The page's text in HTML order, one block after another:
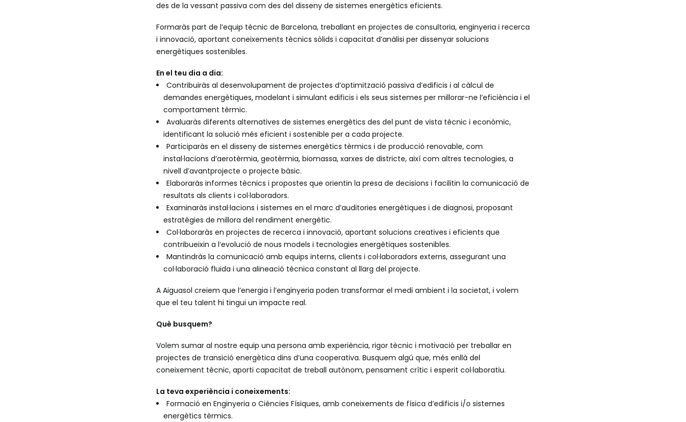
des de la vessant passiva com des del disseny de sistemes energètics eficients.
Formaràs part de l’equip tècnic de Barcelona, treballant en projectes de consultoria, enginyeria i recerca
i innovació, aportant coneixements tècnics sòlids i capacitat d’anàlisi per dissenyar solucions
energètiques sostenibles.
En el teu dia a dia:
Contribuiràs al desenvolupament de projectes d’optimització passiva d’edificis i al càlcul de
demandes energètiques, modelant i simulant edificis i els seus sistemes per millorar-ne l’eficiència i el
comportament tèrmic.
Avaluaràs diferents alternatives de sistemes energètics des del punt de vista tècnic i econòmic,
identificant la solució més eficient i sostenible per a cada projecte.
Participaràs en el disseny de sistemes energètics tèrmics i de producció renovable, com
instal·lacions d’aerotèrmia, geotèrmia, biomassa, xarxes de districte, així com altres tecnologies, a
nivell d’avantprojecte o projecte bàsic.
Elaboraràs informes tècnics i propostes que orientin la presa de decisions i facilitin la comunicació de
resultats als clients i col·laboradors.
Examinaràs instal·lacions i sistemes en el marc d’auditories energètiques i de diagnosi, proposant
estratègies de millora del rendiment energètic.
Col·laboraràs en projectes de recerca i innovació, aportant solucions creatives i eficients que
contribueixin a l’evolució de nous models i tecnologies energètiques sostenibles.
Mantindràs la comunicació amb equips interns, clients i col·laboradors externs, assegurant una
col·laboració fluida i una alineació tècnica constant al llarg del projecte.
A Aiguasol creiem que l’energia i l’enginyeria poden transformar el medi ambient i la societat, i volem
que el teu talent hi tingui un impacte real.
Què busquem?
Volem sumar al nostre equip una persona amb experiència, rigor tècnic i motivació per treballar en
projectes de transició energètica dins d’una cooperativa. Busquem algú que, més enllà del
coneixement tècnic, aporti capacitat de treball autònom, pensament crític i esperit col·laboratiu.
La teva experiència i coneixements:
Formació en Enginyeria o Ciències Físiques, amb coneixements de física d’edificis i/o sistemes
energètics tèrmics.